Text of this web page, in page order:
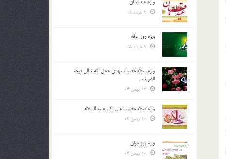
ویژه عید قربان
ویژه روز عرفه
ویژه میلاد حضرت مهدی عجل الله تعالی فرجه
الشريف
ویژه میلاد حضرت علی اکبر علیه السلام
ویژه روز جوان